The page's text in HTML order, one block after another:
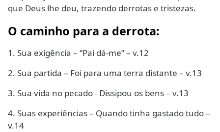
que Deus lhe deu, trazendo derrotas e tristezas.
O caminho para a derrota:
1. Sua exigência – “Pai dá-me” – v.12
2. Sua partida – Foi para uma terra distante – v.13
3. Sua vida no pecado - Dissipou os bens – v.13
4. Suas experiências – Quando tinha gastado tudo –
v.14